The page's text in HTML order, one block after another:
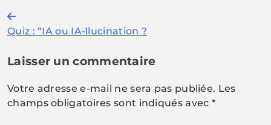
Navigation
de
l’article
Quiz : “IA ou IA-llucination ?
Laisser un commentaire
Votre adresse e-mail ne sera pas publiée. Les
champs obligatoires sont indiqués avec *